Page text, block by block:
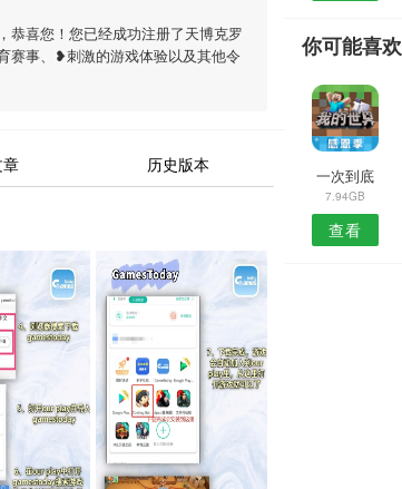
恭喜您！您已经成功注册了天博克罗
赛事、❥刺激的游戏体验以及其他令
历史版本
你可能喜欢
一次到底
7.94GB
查看